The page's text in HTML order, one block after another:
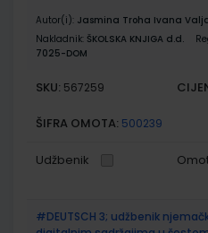
Autor(i): Jasmina Troha Ivana
Nakladnik: ŠKOLSKA KNJIGA d.d.
7025-DOM
SKU: 567259
ŠIFRA OMOTA: 500239
Udžbenik
#DEUTSCH 3; udžbenik